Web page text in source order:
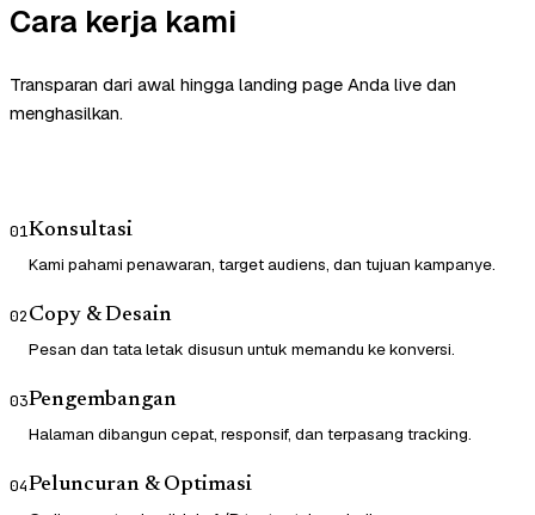
Cara kerja kami
Transparan dari awal hingga landing page Anda live dan
menghasilkan.
01Konsultasi
Kami pahami penawaran, target audiens, dan tujuan kampanye.
02Copy & Desain
Pesan dan tata letak disusun untuk memandu ke konversi.
03Pengembangan
Halaman dibangun cepat, responsif, dan terpasang tracking.
04Peluncuran & Optimasi